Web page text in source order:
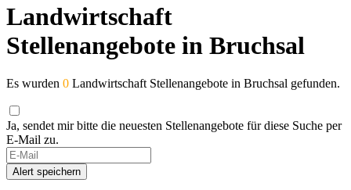
Landwirtschaft
Stellenangebote in Bruchsal
Es wurden 0 Landwirtschaft Stellenangebote in Bruchsal gefunden.
Ja, sendet mir bitte die neuesten Stellenangebote für diese Suche per
E-Mail zu.
Alert speichern